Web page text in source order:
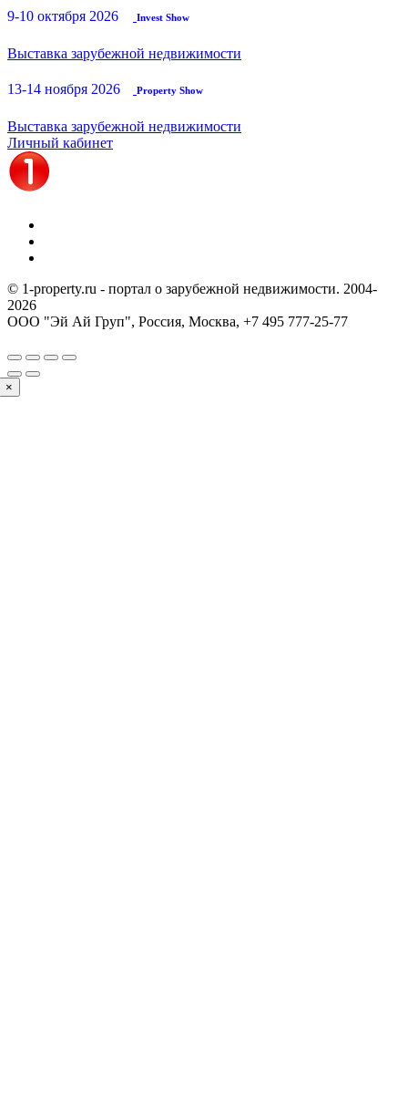
9-10 октября 2026 Invest Show
Выставка зарубежной недвижимости
13-14 ноября 2026 Property Show
Выставка зарубежной недвижимости
Личный кабинет
© 1-property.ru - портал о зарубежной недвижимости. 2004-
2026
ООО "Эй Ай Груп", Россия, Москва, +7 495 777-25-77
×